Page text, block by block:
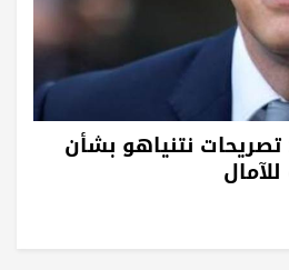
تصريحات نتنياهو بشأن